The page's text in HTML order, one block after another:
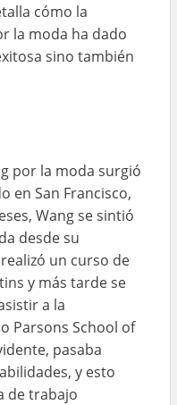
cómo la
la moda ha dado
sino también
por la moda surgió
en San Francisco,
Wang se sintió
desde su
un curso de
y más tarde se
a la
Parsons School of
pasaba
y esto
de trabajo